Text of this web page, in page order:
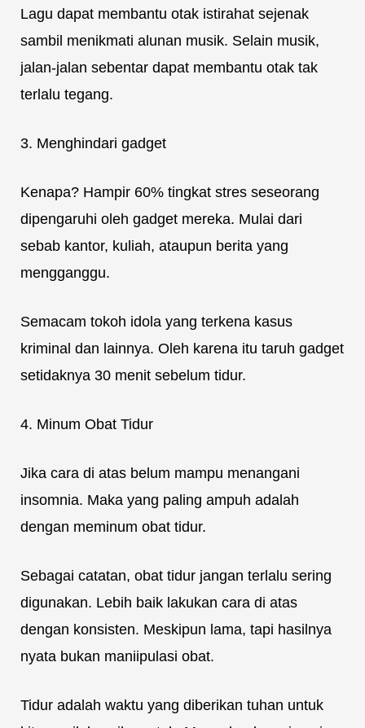
Lagu dapat membantu otak istirahat sejenak
sambil menikmati alunan musik. Selain musik,
jalan-jalan sebentar dapat membantu otak tak
terlalu tegang.
3. Menghindari gadget
Kenapa? Hampir 60% tingkat stres seseorang
dipengaruhi oleh gadget mereka. Mulai dari
sebab kantor, kuliah, ataupun berita yang
mengganggu.
Semacam tokoh idola yang terkena kasus
kriminal dan lainnya. Oleh karena itu taruh gadget
setidaknya 30 menit sebelum tidur.
4. Minum Obat Tidur
Jika cara di atas belum mampu menangani
insomnia. Maka yang paling ampuh adalah
dengan meminum obat tidur.
Sebagai catatan, obat tidur jangan terlalu sering
digunakan. Lebih baik lakukan cara di atas
dengan konsisten. Meskipun lama, tapi hasilnya
nyata bukan maniipulasi obat.
Tidur adalah waktu yang diberikan tuhan untuk